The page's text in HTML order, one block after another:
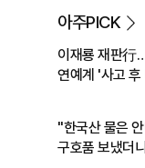
아주PICK
이재룡 재판行
연예계 '사고 후
"한국산 물은
구호품 보냈더